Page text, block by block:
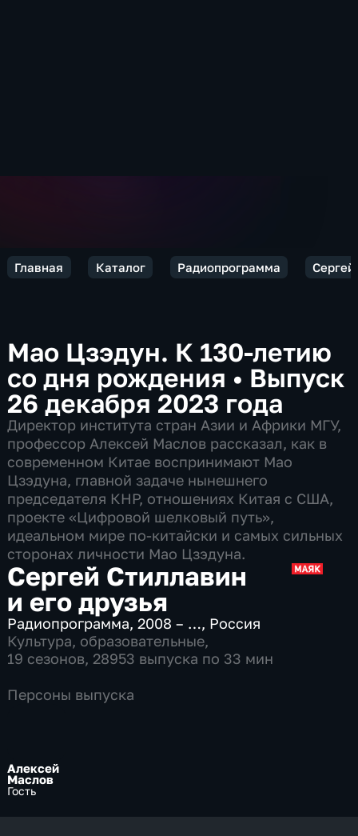
Главная Каталог Радиопрограмма Сергей
Мао Цзэдун. К 130-летию
со дня рождения • Выпуск
26 декабря 2023 года
Директор института стран Азии и Африки МГУ,
профессор Алексей Маслов рассказал, как в
современном Китае воспринимают Мао
Цзэдуна, главной задаче нынешнего
председателя КНР, отношениях Китая с США,
проекте «Цифровой шелковый путь»,
идеальном мире по-китайски и самых сильных
сторонах личности Мао Цзэдуна.
Сергей Стиллавин
и его друзья
Радиопрограмма,2008 – …, Россия
Культура, образовательные,
19 сезонов, 28953 выпуска по 33 мин
Персоны выпуска
Алексей
Маслов
Гость